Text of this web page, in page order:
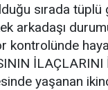
sırada tüplü
arkadaşı
kontrolünde
İLAÇLARINI
yaşanan